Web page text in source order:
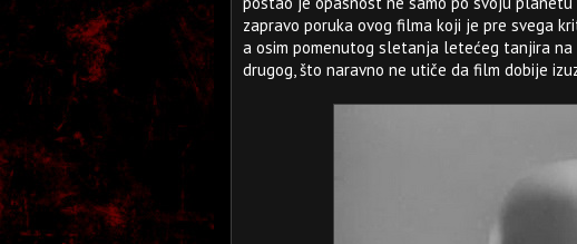
zapravo poruka ovog filma koji je pre svega
a osim pomenutog sletanja letećeg tanjira
drugog, što naravno ne utiče da film dobije